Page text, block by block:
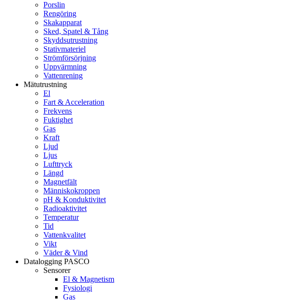
Porslin
Rengöring
Skakapparat
Sked, Spatel & Tång
Skyddsutrustning
Stativmateriel
Strömförsörjning
Uppvärmning
Vattenrening
Mätutrustning
El
Fart & Acceleration
Frekvens
Fuktighet
Gas
Kraft
Ljud
Ljus
Lufttryck
Längd
Magnetfält
Människokroppen
pH & Konduktivitet
Radioaktivitet
Temperatur
Tid
Vattenkvalitet
Vikt
Väder & Vind
Datalogging PASCO
Sensorer
El & Magnetism
Fysiologi
Gas